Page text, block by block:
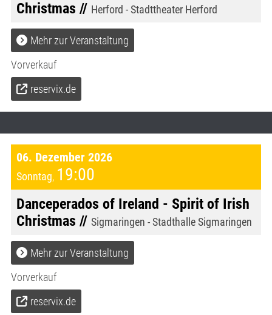
Christmas // Herford - Stadttheater Herford
Mehr zur Veranstaltung
Vorverkauf
reservix.de
06. Dezember 2026
Sonntag, 19:00
Danceperados of Ireland - Spirit of Irish
Christmas // Sigmaringen - Stadthalle Sigmaringen
Mehr zur Veranstaltung
Vorverkauf
reservix.de